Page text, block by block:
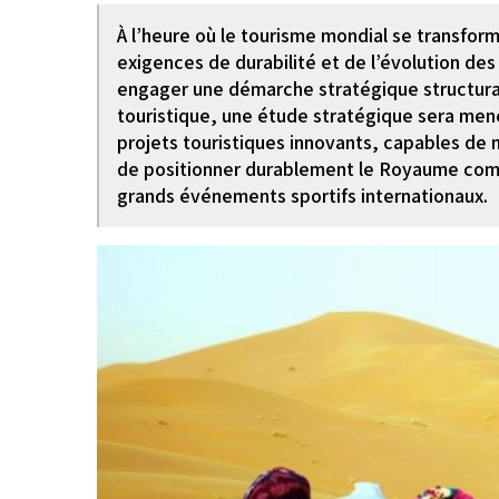
À l’heure où le tourisme mondial se
exigences de durabilité et de l’évolution
engager une démarche stratégique
touristique, une étude stratégique sera
projets touristiques innovants, capables de
de positionner durablement le Royaume
grands événements sportifs internationaux.